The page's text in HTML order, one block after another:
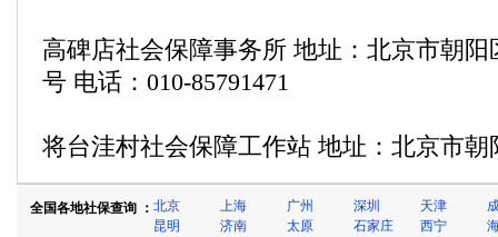
高碑店社会保障事务所 地址：北京市朝阳
号 电话：010-85791471
将台洼村社会保障工作站 地址：北京市朝
全国各地社保查询 ： 北京 上海 广州 深圳 天津
昆明
济南 太原 石家庄 西宁